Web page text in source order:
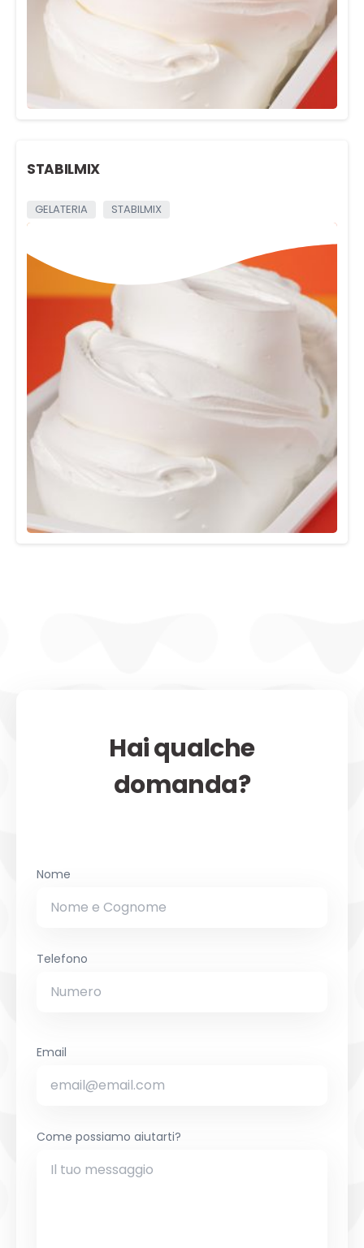
STABILMIX
GELATERIA STABILMIX
Hai qualche
domanda?
Nome
Telefono
Email
Come possiamo aiutarti?